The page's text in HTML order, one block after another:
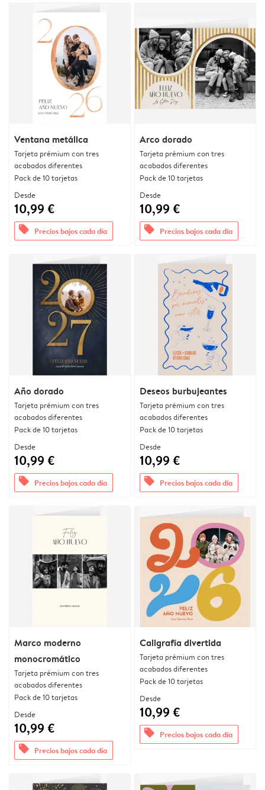
Ventana metálica
Tarjeta prémium con tres
acabados diferentes
Pack de 10 tarjetas
Desde
10,99 €
offers Precios bajos cada día
Arco dorado
Tarjeta prémium con tres
acabados diferentes
Pack de 10 tarjetas
Desde
10,99 €
offers Precios bajos cada día
Año dorado
Tarjeta prémium con tres
acabados diferentes
Pack de 10 tarjetas
Desde
10,99 €
offers Precios bajos cada día
Deseos burbujeantes
Tarjeta prémium con tres
acabados diferentes
Pack de 10 tarjetas
Desde
10,99 €
offers Precios bajos cada día
Marco moderno
monocromático
Tarjeta prémium con tres
acabados diferentes
Pack de 10 tarjetas
Desde
10,99 €
offers Precios bajos cada día
Caligrafía divertida
Tarjeta prémium con tres
acabados diferentes
Pack de 10 tarjetas
Desde
10,99 €
offers Precios bajos cada día